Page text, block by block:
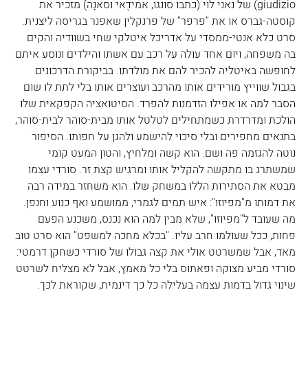
giudizio) של נאני לוֹי (כתבו סונגו, אמידֶאי וסאנָה) מזכיר את
קוסטה-גברס או את "פרפר" של פרנקלין שאפנר בגריסה ליצנית.
סרט כלא אנטי-ממסדי על אדריכל איטלקי שחי בשוודיה והקים
בה משפחה, ויום אחד עולה על רכב עם אשתו והילדים ונוסע איתם
לחופשה באיטליה להכיר להם את מולדתו. בביקורת הדרכונים
בגבול שווייץ מורידים אותו מהרכב ועוצרים אותו בלי לתת לו שום
הסבר למה או אפילו הזדמנות להפרד. הסיטואציה הקפקאית שלו
הולכת ומדרדרת כשמתחילים לטלטל אותו מבית-סוהר לבית-סוהר,
בתנאים מחפירים ובלי סיכוי להישמע ולהגן על חפותו. הסיפור
נוטה להגזמה פה ושם. הוא קשה ומלחיץ, והטון המעט קומי
שמשתרג בו מתקשה להקליל אותו ומרגיש קצת זר. סורדי עצמו
מבטא את הסתירות הללו במשחק שלו. הוא משחזר במידה רבה
את דמותו מ"מפיוזו": איש תמים לגמרי, ממושמע ואף כנוע וחנפן.
מה שעובד ל"מפיוזו", שלא מבין למה הוא נכנס, משכנע הפעם
פחות, ככל שעולמו חרב עליו. "בכלא מחכה למשפט" הוא סרט טוב
מאד, אבל שמשרטט אולי את קצה גבולו של סורדי כשחקן דרמטי:
סורדי מביע מצוקה ופאתוס בלי כל מאמץ, אבל לא מצליח לשרטט
שינוי גדול בדמות עצמה בעלילה כל כך דינמית, שקוראת לכך.